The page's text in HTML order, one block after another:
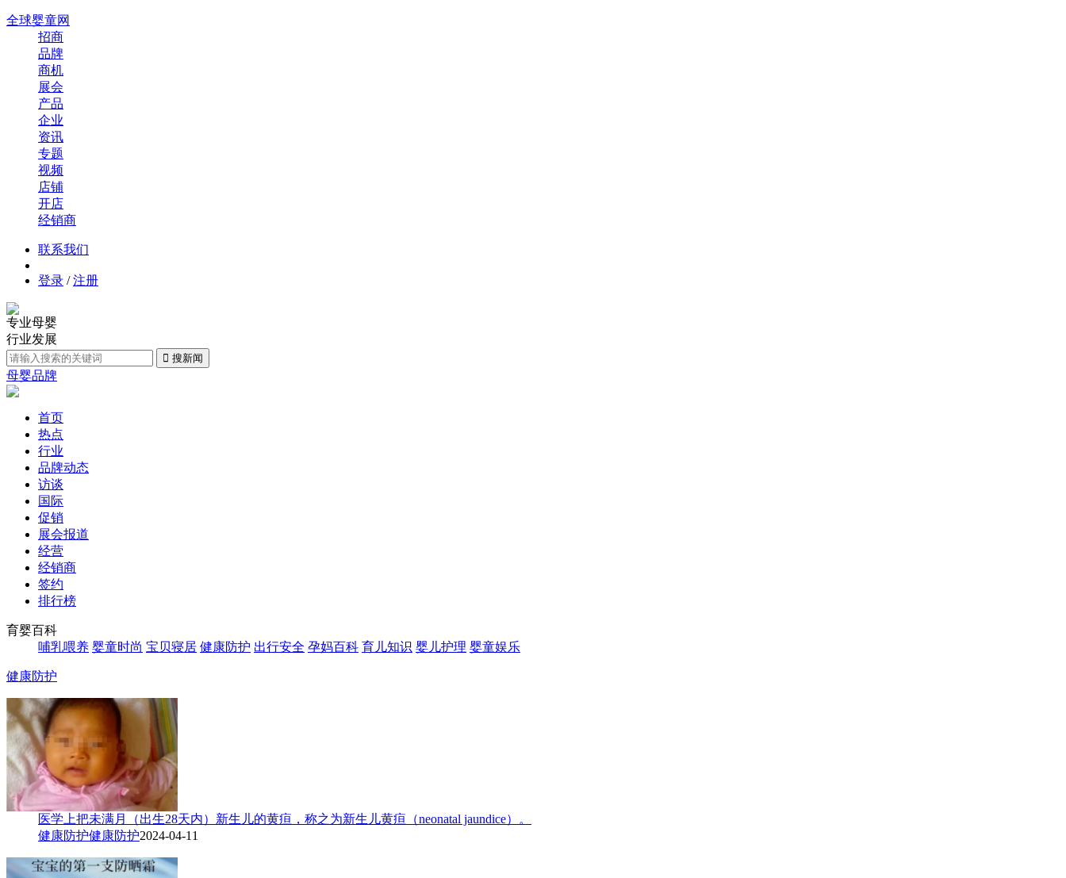
全球婴童网
招商
品牌
商机
展会
产品
企业
资讯
专题
视频
店铺
开店
经销商
联系我们
登录 /注册
专业母婴
行业发展
母婴品牌
首页
热点
行业
品牌动态
访谈
国际
促销
展会报道
经营
经销商
签约
排行榜
育婴百科
哺乳喂养 婴童时尚 宝贝寝居 健康防护 出行安全 孕妈百科 育儿知识 婴儿护理 婴童娱乐
健康防护
医学上把未满月（出生28天内）新生儿的黄疸，称之为新生儿黄疸（neonatal jaundice）。
健康防护健康防护2024-04-11